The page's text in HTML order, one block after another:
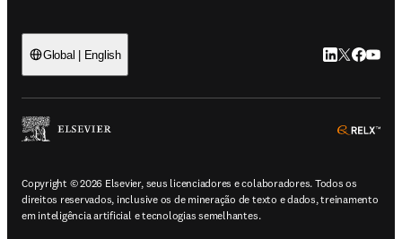
Global | English LinkedIn abre
Twitter
Copyright © 2026 Elsevier, seus licenciadores e colaboradores. Todos os
direitos reservados, inclusive os de mineração de texto e dados, treinamento
em inteligência artificial e tecnologias semelhantes.